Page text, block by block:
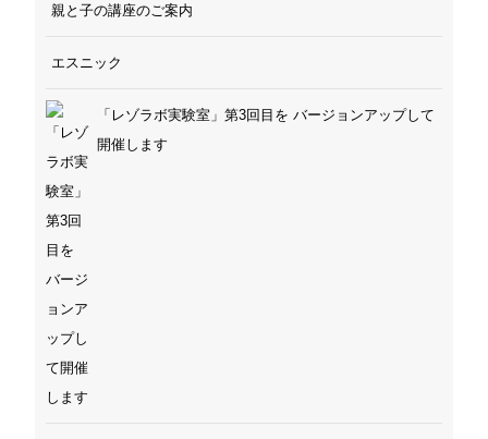
親と子の講座のご案内
エスニック
「レゾラボ実験室」第3回目を バージョンアップして
開催します